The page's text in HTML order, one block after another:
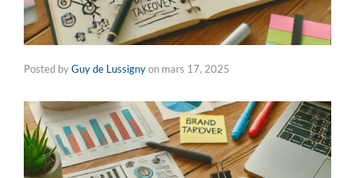
Posted byGuy de Lussignyon mars 17, 2025